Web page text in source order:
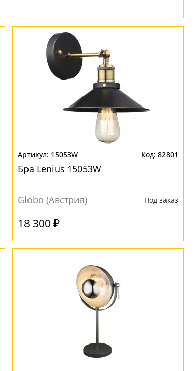
15053W 82801
Бра Lenius 15053W
Globo (Австрия) Под заказ
18 300 ₽